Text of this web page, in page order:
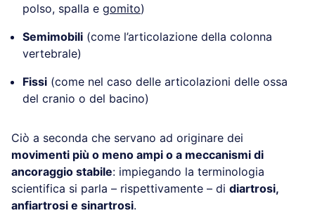
polso, spalla e gomito)
Semimobili (come l’articolazione della colonna
vertebrale)
Fissi (come nel caso delle articolazioni delle ossa
del cranio o del bacino)
Ciò a seconda che servano ad originare dei
movimenti più o meno ampi o a meccanismi di
ancoraggio stabile: impiegando la terminologia
scientifica si parla – rispettivamente – di diartrosi,
anfiartrosi e sinartrosi.